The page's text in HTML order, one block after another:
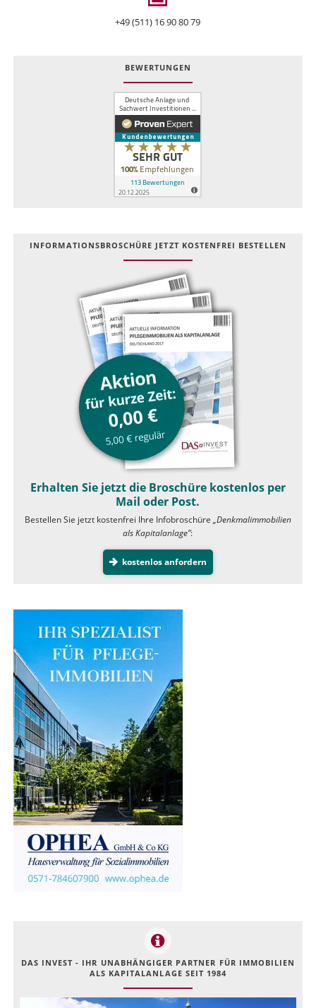
+49 (511) 16 90 80 79
BEWERTUNGEN
INFOR­MATIONS­BROSCHÜRE JETZT KOSTEN­FREI BESTELLEN
Erhalten Sie jetzt die Broschüre kostenlos per
Mail oder Post.
Bestellen Sie jetzt kostenfrei Ihre Infobroschüre „Denkmalimmobilien
als Kapitalanlage”:
kostenlos anfordern
DAS INVEST - IHR UNABHÄNGIGER PARTNER FÜR IMMOBILIEN
ALS KAPITALANLAGE SEIT 1984